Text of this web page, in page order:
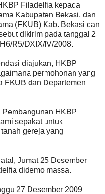
Filadelfia kepada
Kabupaten Bekasi, dan
(FKUB) Kab. Bekasi dan
dikirim pada tanggal 2
R5/DXIX/IV/2008.
diajukan, HKBP
permohonan yang
FKUB dan Departemen
Pembangunan HKBP
sepakat untuk
gereja yang
Jumat 25 Desember
didemo massa.
27 Desember 2009